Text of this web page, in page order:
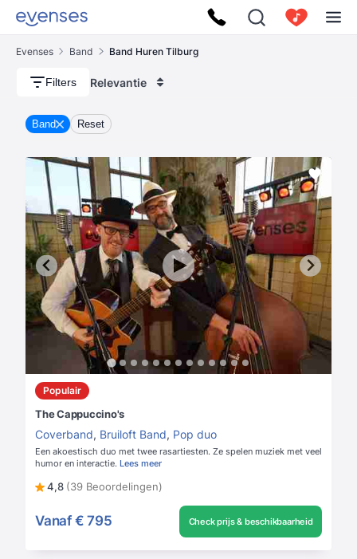
Evenses Band Band Huren Tilburg
Filters Relevantie
Band Reset
Populair
The Cappuccino's
Coverband, Bruiloft Band, Pop duo
Een akoestisch duo met twee rasartiesten. Ze spelen muziek met veel
humor en interactie. Lees meer
4,8 (39 Beoordelingen)
Vanaf € 795 Check prijs & beschikbaarheid